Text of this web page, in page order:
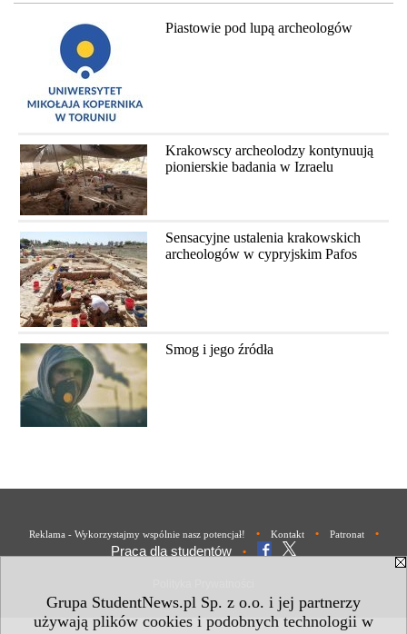
Grupa StudentNews.pl Sp. z o.o. i jej partnerzy
używają plików cookies i podobnych technologii w
Piastowie pod lupą archeologów
Krakowscy archeolodzy kontynuują
pionierskie badania w Izraelu
Sensacyjne ustalenia krakowskich
archeologów w cypryjskim Pafos
Smog i jego źródła
Reklama - Wykorzystajmy wspólnie nasz potencjał! • Kontakt • Patronat •
Praca dla studentów •